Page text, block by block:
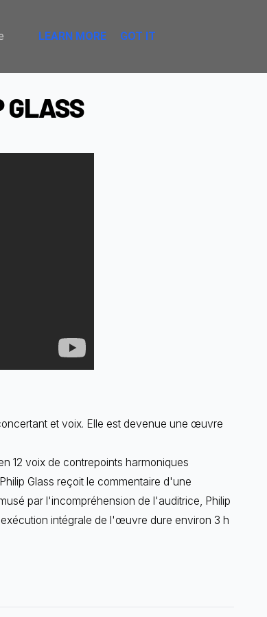
GLASS
et voix. Elle est devenue une œuvre
12 voix de contrepoints harmoniques
Glass reçoit le commentaire d'une
par l'incompréhension de l'auditrice, Philip
intégrale de l'œuvre dure environ 3 h
LEARN MORE GOT IT